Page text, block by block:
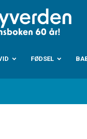
FØDSEL